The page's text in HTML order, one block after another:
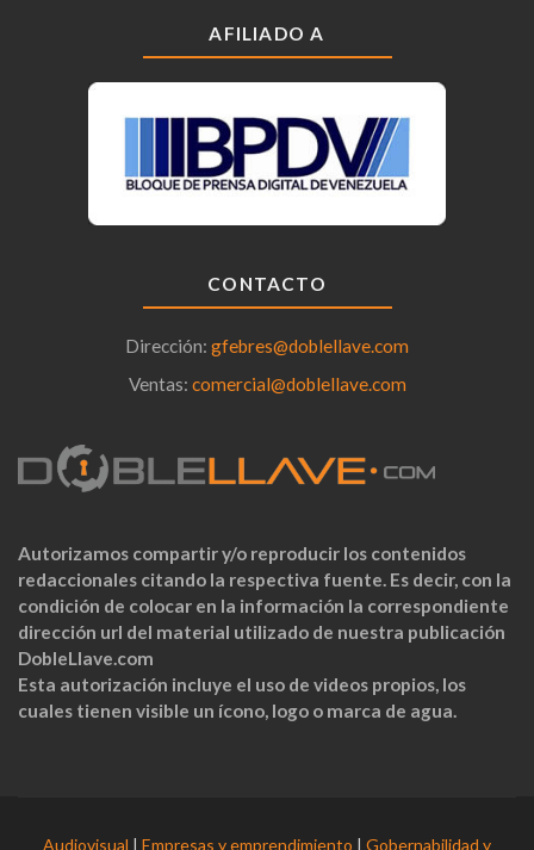
AFILIADO A
CONTACTO
Dirección: gfebres@doblellave.com
Ventas: comercial@doblellave.com
Autorizamos compartir y/o reproducir los contenidos
redaccionales citando la respectiva fuente. Es decir, con la
condición de colocar en la información la correspondiente
dirección url del material utilizado de nuestra publicación
DobleLlave.com
Esta autorización incluye el uso de videos propios, los
cuales tienen visible un ícono, logo o marca de agua.
Audiovisual | Empresas y emprendimiento | Gobernabilidad y